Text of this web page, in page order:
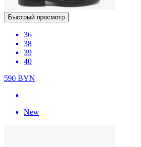
Быстрый просмотр
36
38
39
40
590 BYN
New